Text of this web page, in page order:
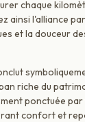
chaque
ainsi l'alliance
et la douceur
riche du
ponctuée
confort et